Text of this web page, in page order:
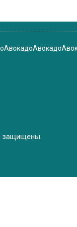
АвокадоАвокадо
защищены.